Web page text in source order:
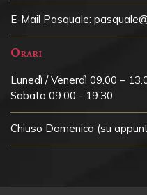
E-Mail Pasquale:
Orari
Lunedì / Venerdì 09.00 –
Sabato 09.00 - 19.30
Chiuso Domenica (su